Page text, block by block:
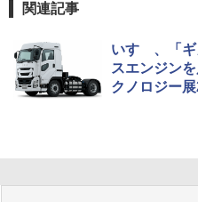
関連記事
いすゞ、「
スエンジン
クノロジー展